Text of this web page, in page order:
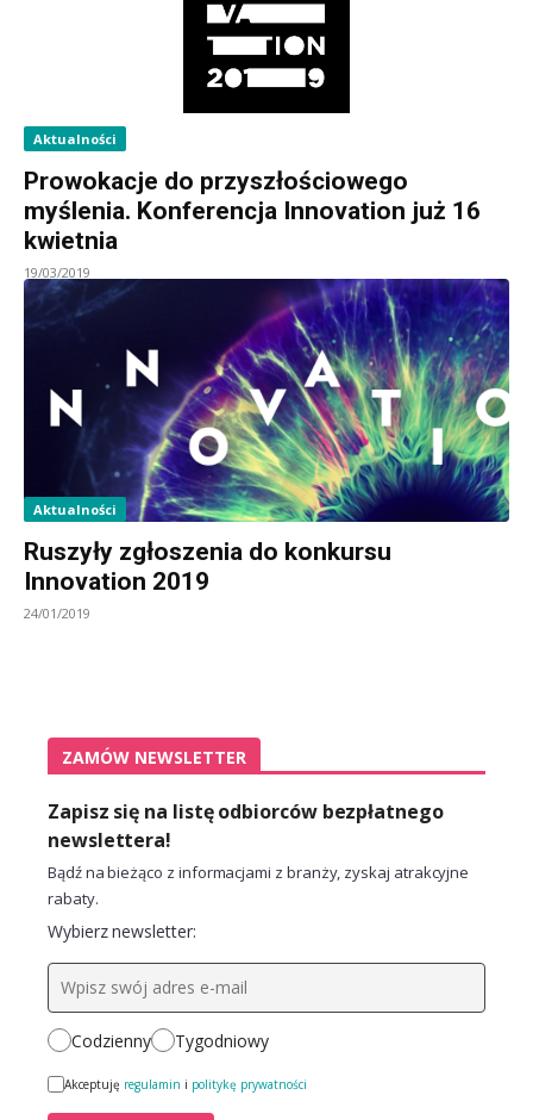
Aktualności
Prowokacje do przyszłościowego
myślenia. Konferencja Innovation już 16
kwietnia
19/03/2019
Aktualności
Ruszyły zgłoszenia do konkursu
Innovation 2019
24/01/2019
ZAMÓW NEWSLETTER
Zapisz się na listę odbiorców bezpłatnego
newslettera!
Bądź na bieżąco z informacjami z branży, zyskaj atrakcyjne
rabaty.
Wybierz newsletter:
Codzienny Tygodniowy
Akceptuję regulamin i politykę prywatności